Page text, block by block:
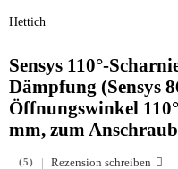
Hettich
Sensys 110°-
Dämpfung (Sensys
Öffnungswinkel
mm, zum
(5) | Rezension schreiben